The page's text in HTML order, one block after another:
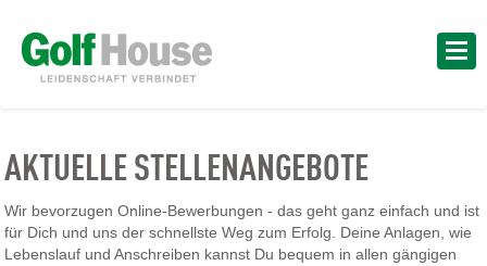
AKTUELLE STELLENANGEBOTE
Wir bevorzugen Online-Bewerbungen - das geht ganz einfach und ist
für Dich und uns der schnellste Weg zum Erfolg. Deine Anlagen, wie
Lebenslauf und Anschreiben kannst Du bequem in allen gängigen